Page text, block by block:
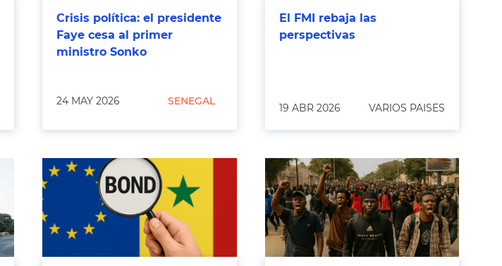
Crisis política: el presidente
Faye cesa al primer
ministro Sonko
24 MAY 2026 SENEGAL
El FMI rebaja las
perspectivas
19 ABR 2026 VARIOS PAISES